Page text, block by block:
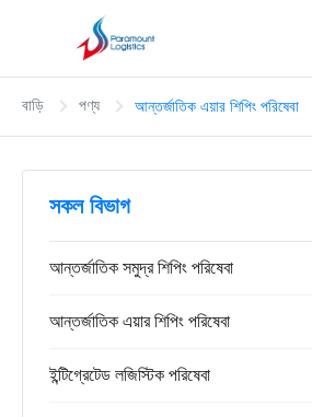
বাড়ি পণ্য আন্তর্জাতিক এয়ার শিপিং পরিষেবা
সকল বিভাগ
আন্তর্জাতিক সমুদ্র শিপিং পরিষেবা
আন্তর্জাতিক এয়ার শিপিং পরিষেবা
ইন্টিগ্রেটেড লজিস্টিক পরিষেবা